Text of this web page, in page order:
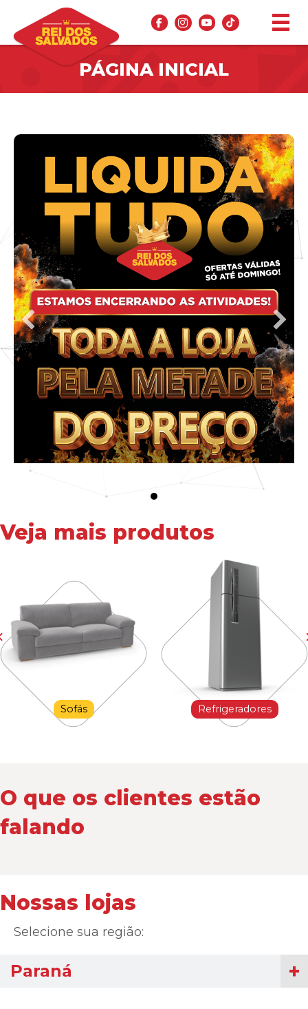
PÁGINA INICIAL
Veja mais produtos
Sofás Refrigeradores
O que os clientes estão
falando
Nossas lojas
Selecione sua região:
Paraná